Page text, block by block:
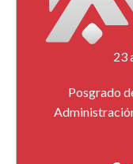
23
Posgrado